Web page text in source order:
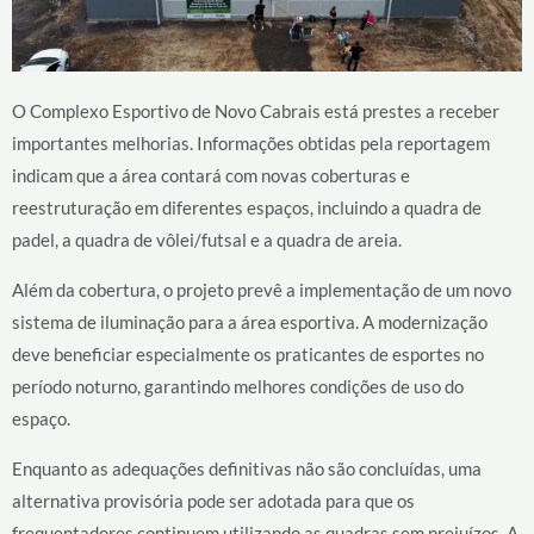
O Complexo Esportivo de Novo Cabrais está prestes a receber
importantes melhorias. Informações obtidas pela reportagem
indicam que a área contará com novas coberturas e
reestruturação em diferentes espaços, incluindo a quadra de
padel, a quadra de vôlei/futsal e a quadra de areia.
Além da cobertura, o projeto prevê a implementação de um novo
sistema de iluminação para a área esportiva. A modernização
deve beneficiar especialmente os praticantes de esportes no
período noturno, garantindo melhores condições de uso do
espaço.
Enquanto as adequações definitivas não são concluídas, uma
alternativa provisória pode ser adotada para que os